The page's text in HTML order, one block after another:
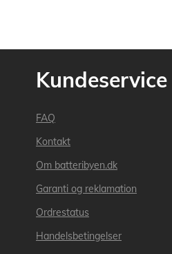
Kundeservice
FAQ
Kontakt
Om batteribyen.dk
Garanti og reklamation
Ordrestatus
Handelsbetingelser